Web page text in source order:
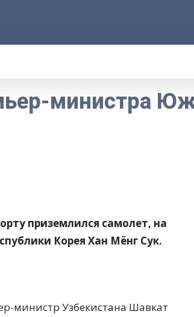
министра
приземлился самолет, на
Корея Хан Мёнг Сук.
министр Узбекистана Шавкат